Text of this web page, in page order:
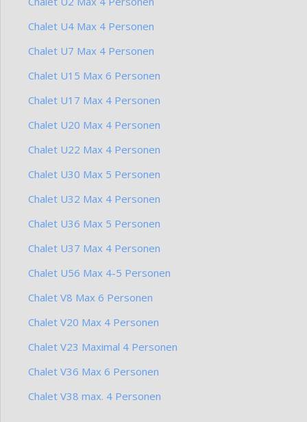
Chalet U4 Max 4 Personen
Chalet U7 Max 4 Personen
Chalet U15 Max 6 Personen
Chalet U17 Max 4 Personen
Chalet U20 Max 4 Personen
Chalet U22 Max 4 Personen
Chalet U30 Max 5 Personen
Chalet U32 Max 4 Personen
Chalet U36 Max 5 Personen
Chalet U37 Max 4 Personen
Chalet U56 Max 4-5 Personen
Chalet V8 Max 6 Personen
Chalet V20 Max 4 Personen
Chalet V23 Maximal 4 Personen
Chalet V36 Max 6 Personen
Chalet V38 max. 4 Personen